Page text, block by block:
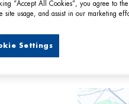
18 Garage
“Accept All Cookies”, you agree to
site usage, and assist in our marketing
Settings